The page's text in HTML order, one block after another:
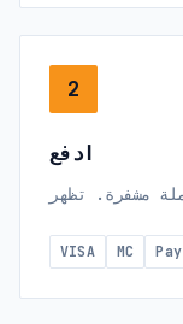
2
ادفع
VISA MC Pay